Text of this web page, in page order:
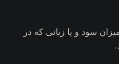
سود و یا زیانی که در